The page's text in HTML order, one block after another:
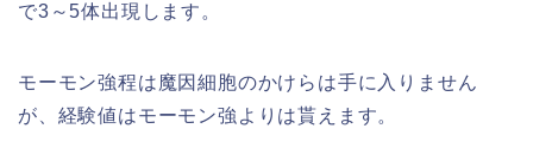
で3～5体出現します。
モーモン強程は魔因細胞のかけらは手に入りません
が、経験値はモーモン強よりは貰えます。